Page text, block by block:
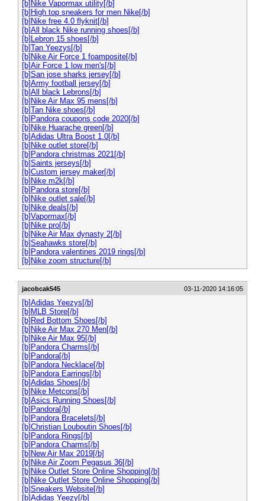
[b]Nike Vapormax utility[/b]
[b]High top sneakers for men Nike[/b]
[b]Nike free 4.0 flyknit[/b]
[b]All black Nike running shoes[/b]
[b]Lebron 15 shoes[/b]
[b]Tan Yeezys[/b]
[b]Nike Air Force 1 foamposite[/b]
[b]Air Force 1 low men's[/b]
[b]San jose sharks jersey[/b]
[b]Army football jersey[/b]
[b]All black Lebrons[/b]
[b]Nike Air Max 95 mens[/b]
[b]Tan Nike shoes[/b]
[b]Pandora coupons code 2020[/b]
[b]Nike Huarache green[/b]
[b]Adidas Ultra Boost 1.0[/b]
[b]Nike outlet store[/b]
[b]Pandora christmas 2021[/b]
[b]Saints jerseys[/b]
[b]Custom jersey maker[/b]
[b]Nike m2k[/b]
[b]Pandora store[/b]
[b]Nike outlet sale[/b]
[b]Nike deals[/b]
[b]Vapormax[/b]
[b]Nike pro[/b]
[b]Nike Air Max dynasty 2[/b]
[b]Seahawks store[/b]
[b]Pandora valentines 2019 rings[/b]
[b]Nike zoom structure[/b]
jacobcak545 03-11-2020 14:16:05
[b]Adidas Yeezys[/b]
[b]MLB Store[/b]
[b]Red Bottom Shoes[/b]
[b]Nike Air Max 270 Men[/b]
[b]Nike Air Max 95[/b]
[b]Pandora Charms[/b]
[b]Pandora[/b]
[b]Pandora Necklace[/b]
[b]Pandora Earrings[/b]
[b]Adidas Shoes[/b]
[b]Nike Metcons[/b]
[b]Asics Running Shoes[/b]
[b]Pandora[/b]
[b]Pandora Bracelets[/b]
[b]Christian Louboutin Shoes[/b]
[b]Pandora Rings[/b]
[b]Pandora Charms[/b]
[b]New Air Max 2019[/b]
[b]Nike Air Zoom Pegasus 36[/b]
[b]Nike Outlet Store Online Shopping[/b]
[b]Nike Outlet Store Online Shopping[/b]
[b]Sneakers Website[/b]
[b]Adidas Yeezy[/b]